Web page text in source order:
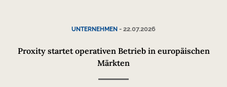
UNTERNEHMEN - 22.07.2026
Proxity startet operativen Betrieb in europäischen
Märkten